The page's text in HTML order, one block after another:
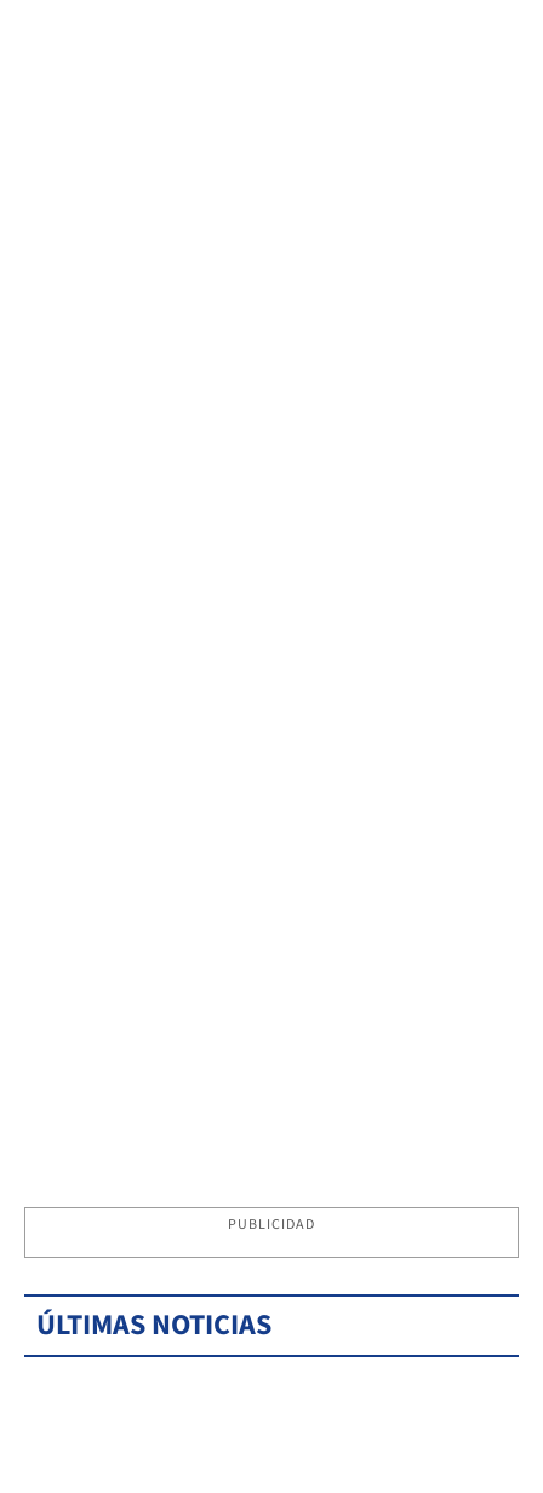
PUBLICIDAD
ÚLTIMAS NOTICIAS